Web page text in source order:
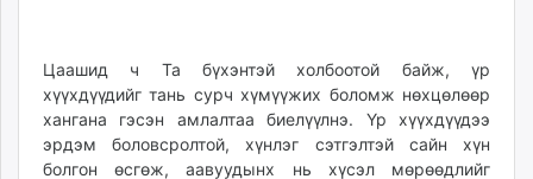
toim.mn
tac.mn
paparazzi.mn
unread.today
Цаашид ч Та бүхэнтэй холбоотой байж, үр
хүүхдүүдийг тань сурч хүмүүжих боломж нөхцөлөөр
хангана гэсэн амлалтаа биелүүлнэ. Үр хүүхдүүдээ
эрдэм боловсролтой, хүнлэг сэтгэлтэй сайн хүн
болгон өсгөж, аавуудынх нь хүсэл мөрөөдлийг